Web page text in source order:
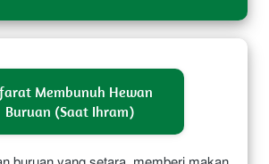
Membunuh Hewan
Buruan (Saat Ihram)